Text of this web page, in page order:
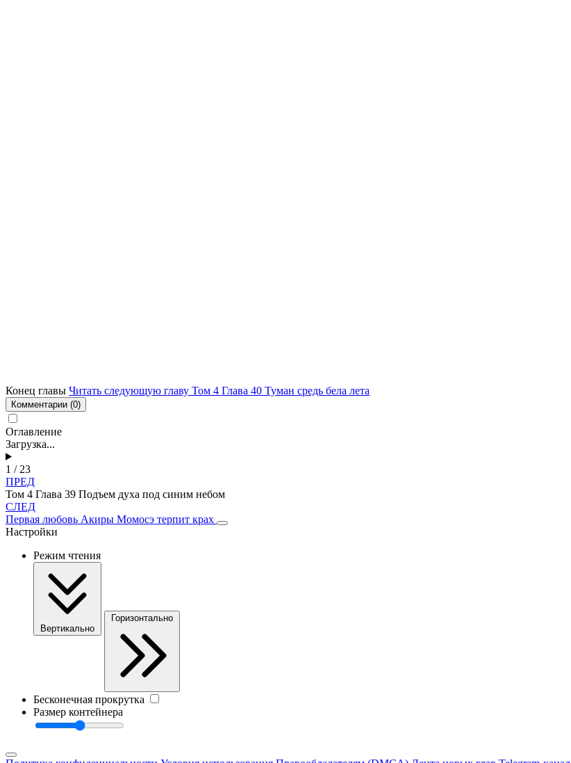
Конец главы Читать следующую главу Том 4 Глава 40 Туман средь бела лета
Комментарии (0)
Оглавление
Загрузка...
1 / 23
ПРЕД
Том 4 Глава 39 Подъем духа под синим небом
СЛЕД
Первая любовь Акиры Момосэ терпит крах
Настройки
Режим чтения
Вертикально
Горизонтально
Бесконечная прокрутка
Размер контейнера